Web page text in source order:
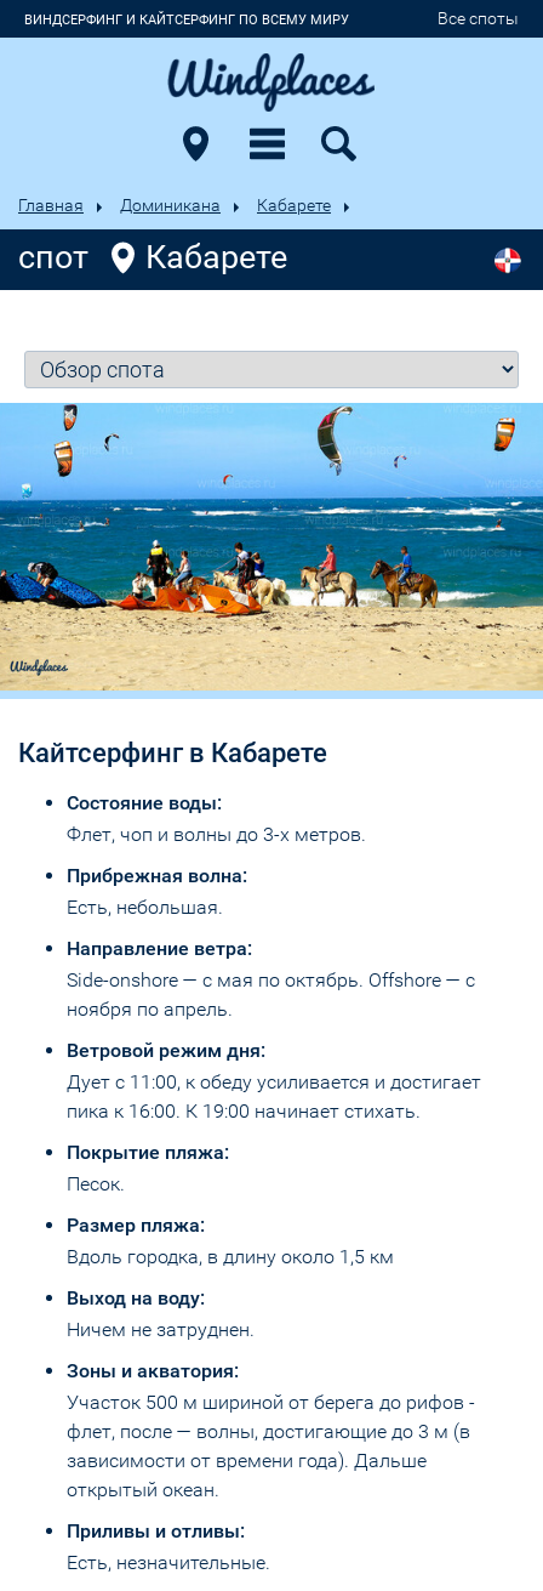
ВИНДСЕРФИНГ И КАЙТСЕРФИНГ ПО ВСЕМУ МИРУ Все споты
Главная Доминикана Кабарете
спот Кабарете
Кайтсерфинг в Кабарете
Состояние воды:
Флет, чоп и волны до 3-х метров.
Прибрежная волна:
Есть, небольшая.
Направление ветра:
Side-onshore — с мая по октябрь. Offshore — с
ноября по апрель.
Ветровой режим дня:
Дует с 11:00, к обеду усиливается и достигает
пика к 16:00. К 19:00 начинает стихать.
Покрытие пляжа:
Песок.
Размер пляжа:
Вдоль городка, в длину около 1,5 км
Выход на воду:
Ничем не затруднен.
Зоны и акватория:
Участок 500 м шириной от берега до рифов -
флет, после — волны, достигающие до 3 м (в
зависимости от времени года). Дальше
открытый океан.
Приливы и отливы:
Есть, незначительные.